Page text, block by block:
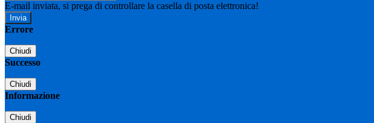
E-mail inviata, si prega di controllare la casella di posta elettronica!
Errore
Chiudi
Successo
Chiudi
Informazione
Chiudi